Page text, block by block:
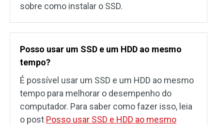
sobre como instalar o SSD.
Posso usar um SSD e um HDD ao mesmo
tempo?
É possível usar um SSD e um HDD ao mesmo
tempo para melhorar o desempenho do
computador. Para saber como fazer isso, leia
o post Posso usar SSD e HDD ao mesmo